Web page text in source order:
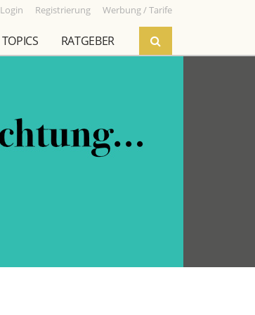
Login Registrierung Werbung / Tarife
TOPICS RATGEBER